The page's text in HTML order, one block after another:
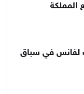
المملكة
لفانس في سباق